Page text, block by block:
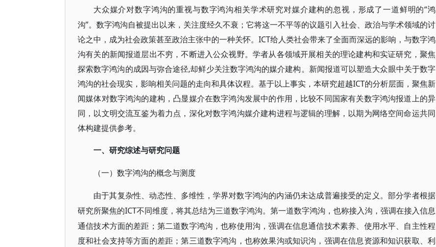
大众媒介对数字鸿沟的重视与数字鸿沟相关学术研究对媒介建构的忽视，形成了一道鲜明的“鸿
沟”。数字鸿沟自被提出以来，关注度经久不衰；它将这一不平等的议题引入社会、政治与学术领域的讨
论之中，成为社会政策甚至政治主张中的一种关怀。ICT给人类社会带来了全面而深远的影响，与数字鸿
沟有关的新闻报道层出不穷，不断进入公众视野。学者从各领域开展相关的理论建构和实证研究，聚焦
探索数字鸿沟的成因与弥合途径,却鲜少关注数字鸿沟的媒介建构。新闻报道可以塑造大众眼中关于数字
鸿沟的社会现实，影响相关问题的走向和具体议程。基于以上事实，本研究超越ICT的分析层面，聚焦新
闻媒体对数字鸿沟的建构，凸显媒介在数字鸿沟发展中的作用，比较不同国家有关数字鸿沟报道上的异
同，以文明交流互鉴为着力点，深化对数字鸿沟媒介建构进程与逻辑的理解，以期为网络空间命运共同
体构建提供参考。
一、研究综述与研究问题
（一）数字鸿沟的概念与测度
由于其复杂性、动态性、多维性，学界对数字鸿沟的内涵仍未达成普遍接受的定义。部分学者根据
研究所聚焦的ICT不同维度，将其总结为三道数字鸿沟。第一道数字鸿沟，也称接入沟，强调在接入信息
通信技术方面的差距；第二道数字鸿沟，也称使用沟，强调在信息通信技术素养、使用水平、自主性程
度和社会支持等方面的差距；第三道数字鸿沟，也称效果沟或知识沟，强调在信息资源和知识获取、利